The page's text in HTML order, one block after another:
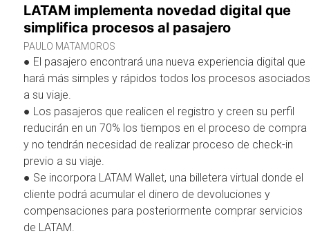
LATAM implementa novedad digital que
simplifica procesos al pasajero
PAULO MATAMOROS
● El pasajero encontrará una nueva experiencia digital que
hará más simples y rápidos todos los procesos asociados
a su viaje.
● Los pasajeros que realicen el registro y creen su perfil
reducirán en un 70% los tiempos en el proceso de compra
y no tendrán necesidad de realizar proceso de check-in
previo a su viaje.
● Se incorpora LATAM Wallet, una billetera virtual donde el
cliente podrá acumular el dinero de devoluciones y
compensaciones para posteriormente comprar servicios
de LATAM.